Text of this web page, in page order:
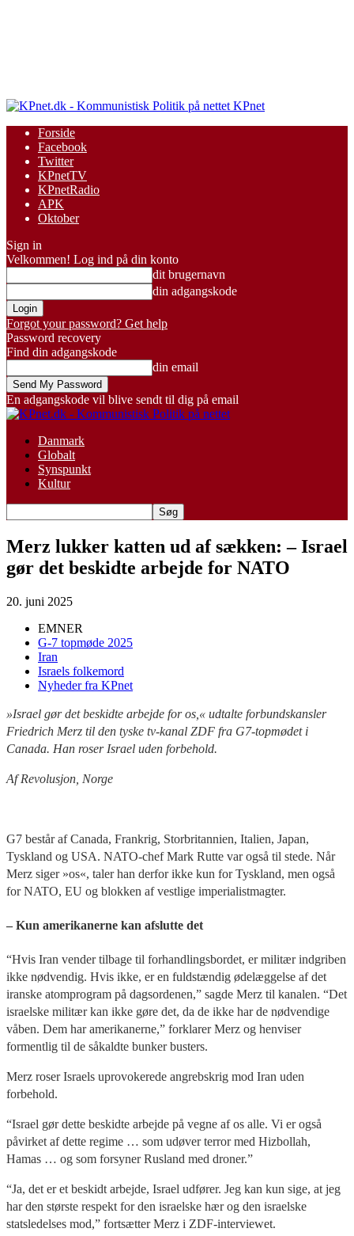
KPnet
Forside
Facebook
Twitter
KPnetTV
KPnetRadio
APK
Oktober
Sign in
Velkommen! Log ind på din konto
dit brugernavn
din adgangskode
Forgot your password? Get help
Password recovery
Find din adgangskode
din email
En adgangskode vil blive sendt til dig på email
Danmark
Globalt
Synspunkt
Kultur
Merz lukker katten ud af sækken: – Israel
gør det beskidte arbejde for NATO
20. juni 2025
EMNER
G-7 topmøde 2025
Iran
Israels folkemord
Nyheder fra KPnet
»Israel gør det beskidte arbejde for os,« udtalte forbundskansler
Friedrich Merz til den tyske tv-kanal ZDF fra G7-topmødet i
Canada. Han roser Israel uden forbehold.
Af Revolusjon, Norge
G7 består af Canada, Frankrig, Storbritannien, Italien, Japan,
Tyskland og USA. NATO-chef Mark Rutte var også til stede. Når
Merz siger »os«, taler han derfor ikke kun for Tyskland, men også
for NATO, EU og blokken af vestlige imperialistmagter.
– Kun amerikanerne kan afslutte det
“Hvis Iran vender tilbage til forhandlingsbordet, er militær indgriben
ikke nødvendig. Hvis ikke, er en fuldstændig ødelæggelse af det
iranske atomprogram på dagsordenen,” sagde Merz til kanalen. “Det
israelske militær kan ikke gøre det, da de ikke har de nødvendige
våben. Dem har amerikanerne,” forklarer Merz og henviser
formentlig til de såkaldte bunker busters.
Merz roser Israels uprovokerede angrebskrig mod Iran uden
forbehold.
“Israel gør dette beskidte arbejde på vegne af os alle. Vi er også
påvirket af dette regime … som udøver terror med Hizbollah,
Hamas … og som forsyner Rusland med droner.”
“Ja, det er et beskidt arbejde, Israel udfører. Jeg kan kun sige, at jeg
har den største respekt for den israelske hær og den israelske
statsledelses mod,” fortsætter Merz i ZDF-interviewet.